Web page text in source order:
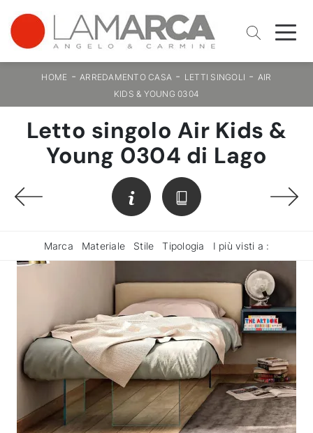
HOME -ARREDAMENTO CASA - LETTI SINGOLI - AIR
KIDS & YOUNG 0304
Letto singolo Air Kids &
Young 0304 di Lago
Marca Materiale Stile Tipologia I più visti a :